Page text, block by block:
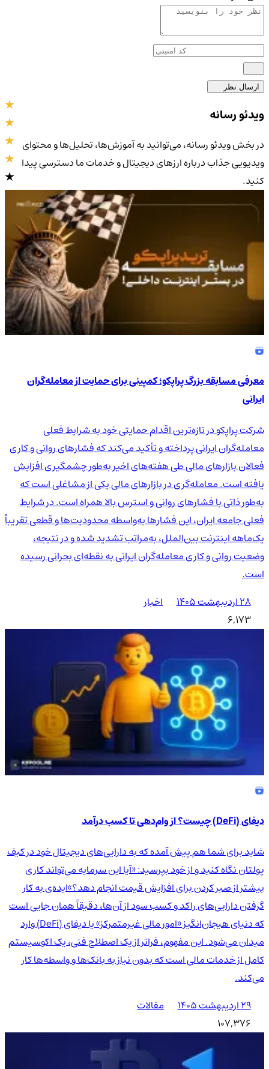
ارسال نظر
4.9/5
ویدئو رسانه
در بخش ویدئو رسانه، می‌توانید به آموزش‌ها، تحلیل‌ها و محتوای
ویدیویی جذاب درباره ارزهای دیجیتال و خدمات ما دسترسی پیدا
کنید.
معرفی مسابقه بزرگ پراپکو؛ کمپینی برای حمایت از معامله‌گران
ایرانی
شرکت پراپکو در تازه‌ترین اقدام حمایتی خود به شرایط فعلی
معامله‌گران ایرانی پرداخته و تأکید می‌کند که فشارهای روانی و کاری
فعالان بازارهای مالی طی هفته‌های اخیر به‌طور چشمگیری افزایش
یافته است. معامله‌گری در بازارهای مالی یکی از مشاغلی است که
به‌طور ذاتی با فشارهای روانی و استرس بالا همراه است. در شرایط
فعلی جامعه ایران، این فشارها به‌واسطه محدودیت‌ها و قطعی تقریباً
یک‌ماهه اینترنت بین‌الملل، به‌مراتب تشدید شده و در نتیجه،
وضعیت روانی و کاری معامله‌گران ایرانی به نقطه‌ای بحرانی رسیده
است.
۲۸ اردیبهشت ۱۴۰۵
اخبار
6,173
دیفای (DeFi) چیست؟ از وام‌دهی تا کسب درآمد
شاید برای شما هم پیش آمده که به دارایی‌های دیجیتال خود در کیف
پولتان نگاه کنید و از خود بپرسید: «آیا این سرمایه می‌تواند کاری
بیشتر از صبر کردن برای افزایش قیمت انجام دهد؟»ایده‌ی به کار
گرفتن دارایی‌های راکد و کسب سود از آن‌ها، دقیقاً همان جایی است
که دنیای هیجان‌انگیز «امور مالی غیرمتمرکز» یا دیفای (DeFi) وارد
میدان می‌شود. این مفهوم، فراتر از یک اصطلاح فنی، یک اکوسیستم
کامل از خدمات مالی است که بدون نیاز به بانک‌ها و واسطه‌ها کار
می‌کند.
۲۹ اردیبهشت ۱۴۰۵
مقالات
107,376